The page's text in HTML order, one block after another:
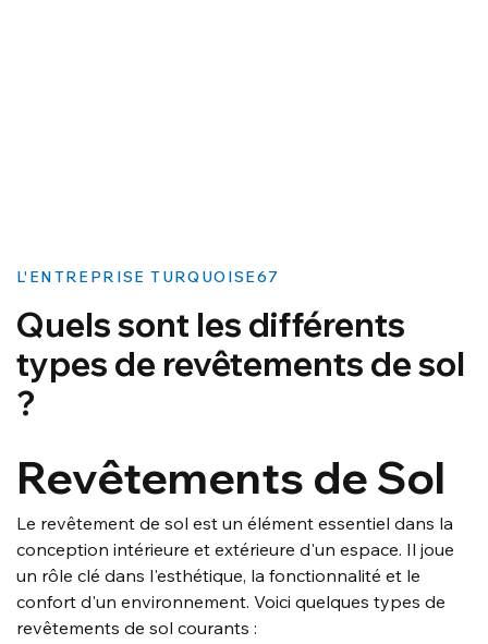
L'ENTREPRISE TURQUOISE67
Quels sont les différents
types de revêtements de sol
?
Revêtements de Sol
Le revêtement de sol est un élément essentiel dans la
conception intérieure et extérieure d'un espace. Il joue
un rôle clé dans l'esthétique, la fonctionnalité et le
confort d'un environnement. Voici quelques types de
revêtements de sol courants :